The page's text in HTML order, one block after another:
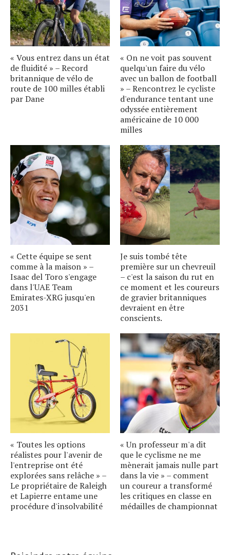
« Vous entrez dans un état
de fluidité » – Record
britannique de vélo de
route de 100 milles établi
par Dane
« On ne voit pas souvent
quelqu'un faire du vélo
avec un ballon de football
» – Rencontrez le cycliste
d'endurance tentant une
odyssée entièrement
américaine de 10 000
milles
« Cette équipe se sent
comme à la maison » –
Isaac del Toro s'engage
dans l'UAE Team
Emirates-XRG jusqu'en
2031
Je suis tombé tête
première sur un chevreuil
– c'est la saison du rut en
ce moment et les coureurs
de gravier britanniques
devraient en être
conscients.
« Toutes les options
réalistes pour l'avenir de
l'entreprise ont été
explorées sans relâche » –
Le propriétaire de Raleigh
et Lapierre entame une
procédure d'insolvabilité
« Un professeur m'a dit
que le cyclisme ne me
mènerait jamais nulle part
dans la vie » – comment
un coureur a transformé
les critiques en classe en
médailles de championnat